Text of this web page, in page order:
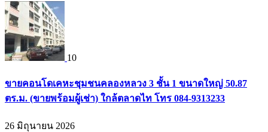
10
ขายคอนโดเคหะชุมชนคลองหลวง 3 ชั้น 1 ขนาดใหญ่ 50.87
ตร.ม. (ขายพร้อมผู้เช่า) ใกล้ตลาดไท โทร 084-9313233
26 มิถุนายน 2026